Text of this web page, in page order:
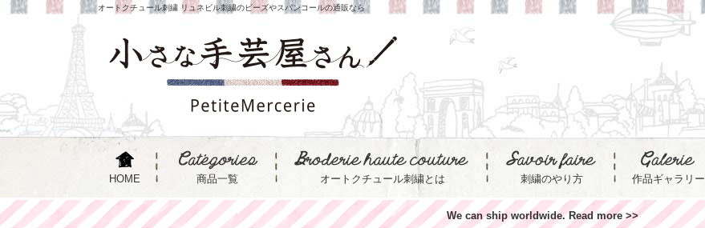
オートクチュール刺繍 リュネビル刺繍のビーズやスパンコールの通販なら
HOME 商品一覧 オートクチュール刺繍とは 刺繍のやり方 作品ギャラリー
We can ship worldwide. Read more >>